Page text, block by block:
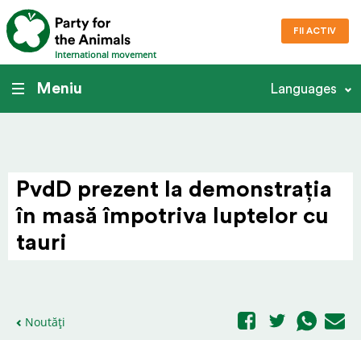
International movement
FII ACTIV
Meniu Languages
PvdD prezent la demon­strația
în masă împotriva luptelor cu
tauri
Noutăți